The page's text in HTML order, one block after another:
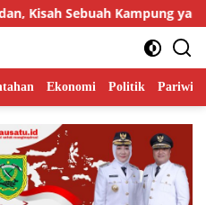
Kampung yang
Ekonomi Politik